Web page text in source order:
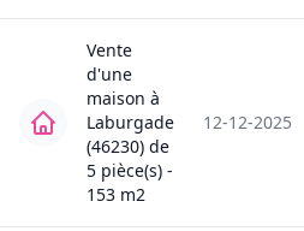
Vente
d'une
maison à
Laburgade
(46230) de
5 pièce(s) -
153 m2
12-12-2025